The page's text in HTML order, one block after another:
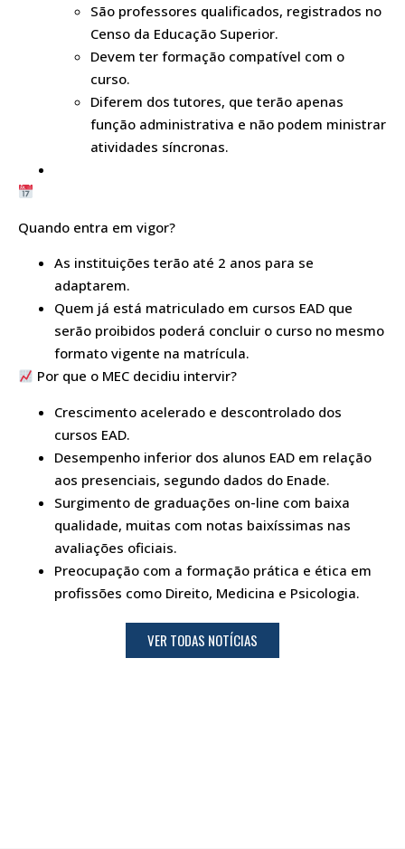
São professores qualificados, registrados no
Censo da Educação Superior.
Devem ter formação compatível com o
curso.
Diferem dos tutores, que terão apenas
função administrativa e não podem ministrar
atividades síncronas.
Quando entra em vigor?
As instituições terão até 2 anos para se
adaptarem.
Quem já está matriculado em cursos EAD que
serão proibidos poderá concluir o curso no mesmo
formato vigente na matrícula.
Por que o MEC decidiu intervir?
Crescimento acelerado e descontrolado dos
cursos EAD.
Desempenho inferior dos alunos EAD em relação
aos presenciais, segundo dados do Enade.
Surgimento de graduações on-line com baixa
qualidade, muitas com notas baixíssimas nas
avaliações oficiais.
Preocupação com a formação prática e ética em
profissões como Direito, Medicina e Psicologia.
VER TODAS NOTÍCIAS